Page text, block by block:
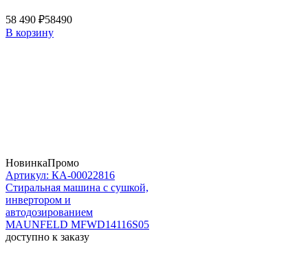
58 490 ₽58490
В корзину
НовинкаПромо
Артикул: КА-00022816
Стиральная машина c сушкой,
инвертором и
автодозированием
MAUNFELD MFWD14116S05
доступно к заказу